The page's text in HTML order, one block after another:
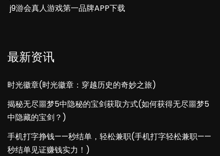
j9游会真人游戏第一品牌APP下载
最新资讯
时光徽章(时光徽章：穿越历史的奇妙之旅)
揭秘无尽噩梦5中隐秘的宝剑获取方式(如何获得无尽噩梦5
中隐藏的宝剑？)
手机打字挣钱——秒结单，轻松兼职(手机打字轻松兼职——
秒结单见证赚钱实力！)